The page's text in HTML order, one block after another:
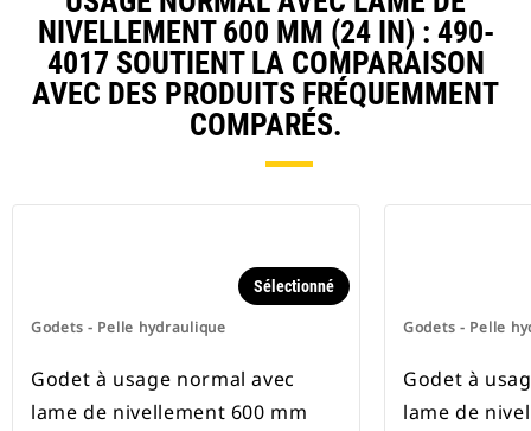
NIVELLEMENT 600 MM (24 IN) : 490-
4017 SOUTIENT LA COMPARAISON
AVEC DES PRODUITS FRÉQUEMMENT
COMPARÉS.
Godets - Pelle hydraulique
Sélectionné
Godet à usage normal avec
lame de nivellement 600 mm
Godets - Pelle
Godet à
lame de